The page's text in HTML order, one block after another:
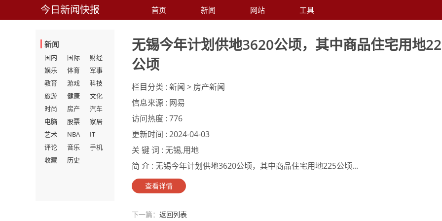
今日新闻快报 首页 新闻 网站 工具
新闻
国内 国际
财经
娱乐
体育
军事
教育
游戏
科技
旅游
健康
文化
时尚
房产
汽车
电脑
股票
家居
艺术
NBA
IT
评论
音乐
手机
收藏
历史
无锡今年计划供地3620公顷，其中商品住宅用地
公顷
栏目分类 : 新闻 > 房产新闻
信息来源 : 网易
访问热度 : 776
更新时间 : 2024-04-03
关 键 词 : 无锡,用地
简 介 : 无锡今年计划供地3620公顷，其中商品住宅用地225公顷...
查看详情
下一篇： 返回列表